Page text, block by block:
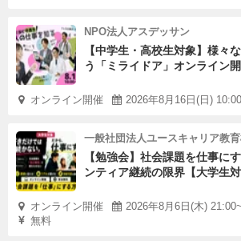
20名程度
※要事前申し込み
【日時/場所】
株式会社SBI新生銀行 本社会議室
（東京メトロ「三越前」駅直結）
【詳細ご案内】
NPO法人アスデッサン
【中学生・高校生対象】様々
う「ミライドア」オンライン
オンライン開催 2026年8月16日(日)
一般社団法人ユースキャリア教
【勉強会】社会課題を仕事に
ンティア継続の限界【大学生対
オンライン開催
2026年8月6日(木)
無料